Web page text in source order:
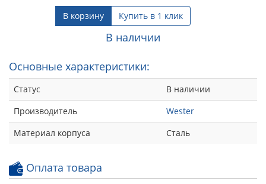
В корзину Купить в 1 клик
В наличии
Основные характеристики:
Статус
В наличии
Производитель
Wester
Материал корпуса
Сталь
Оплата товара